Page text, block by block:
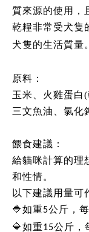
質來源的使用，
乾糧非常受犬隻
犬隻的生活質量。
原料：
玉米、火雞蛋白
三文魚油、氯化
餵食建議：
給貓咪計算的理
和性情。
以下建議用量可
🔷如重5公斤，
🔷如重15公斤，